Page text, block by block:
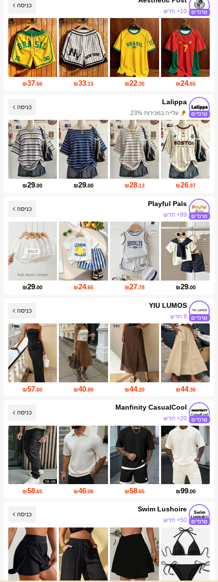
10+ חדש
101K עוקבים
כניסה
₪24.65
₪22.35
₪33.15
₪37.66
Lalippa
עלייה במכירות 23%
109K עוקבים
כניסה
₪26.97
₪28.13
₪29.00
₪29.00
Playful Pals
99+ חדש
עליית עוקבים של 17%
כניסה
₪29.00
₪27.78
₪24.65
₪29.00
YIU LUMOS
9 חדש
עליית עוקבים של 12%
כניסה
₪44.36
₪44.20
₪40.80
₪57.60
Manfinity CasualCool
20+ חדש
169K עוקבים
כניסה
₪99.00
₪58.65
₪46.06
₪58.65
Swim Lushoire
50+ חדש
כניסה